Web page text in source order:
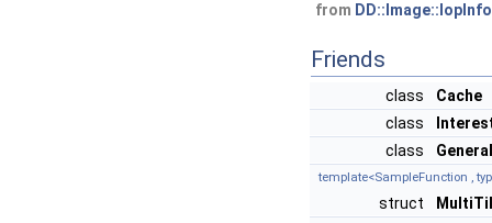
from
Friends
class
Cache
class
class
template<SampleFunction ,
struct